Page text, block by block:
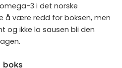
3 i det norske
å være redd for boksen, men
og ikke la sausen bli den
boks